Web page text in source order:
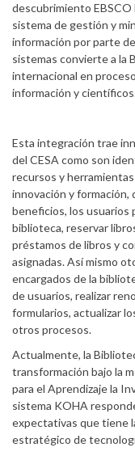
descubrimiento EBSCO
sistema de gestión y
información por parte
sistemas convierte a la
internacional en
información y
Esta integración trae
del CESA como son
recursos y
innovación y formación,
beneficios, los usuarios
biblioteca, reservar
préstamos de libros y
asignadas. Así mismo
encargados de la
de usuarios, realizar
formularios, actualizar
otros procesos.
Actualmente, la
transformación bajo la
para el Aprendizaje la
sistema KOHA
expectativas que tiene
estratégico de